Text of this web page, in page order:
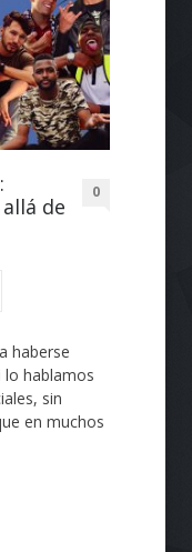
de
0
haberse
lo hablamos
sin
en muchos